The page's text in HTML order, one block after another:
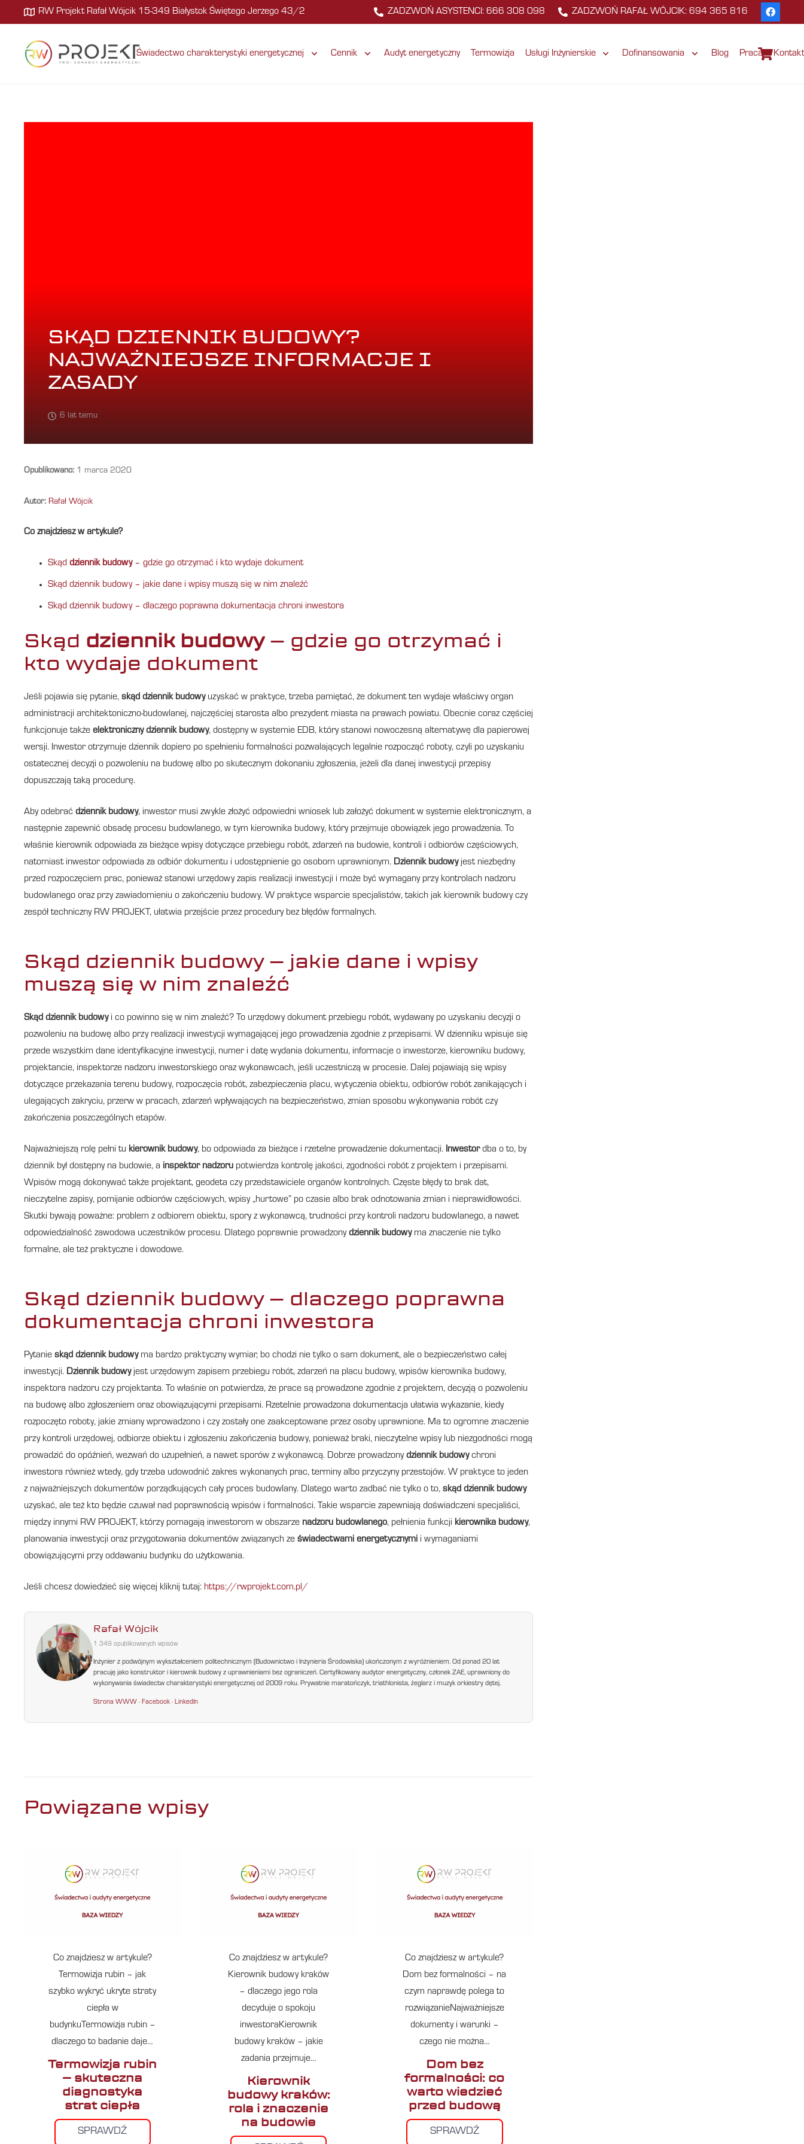
RW Projekt Rafał Wójcik 15-349 Białystok Świętego Jerzego 43/2 ZADZWOŃ ASYSTENCI: 666 308 098 ZADZWOŃ RAFAŁ WÓJCIK: 694 365 816
Świadectwo charakterystyki energetycznej Cennik Audyt energetyczny Termowizja Usługi Inżynierskie Dofinansowania Blog Praca Kontakt
SKĄD DZIENNIK BUDOWY?
NAJWAŻNIEJSZE INFORMACJE I
ZASADY
6 lat temu
Opublikowano: 1 marca 2020
Autor: Rafał Wójcik
Co znajdziesz w artykule?
Skąd dziennik budowy– gdzie go otrzymać i kto wydaje dokument
Skąd dziennik budowy – jakie dane i wpisy muszą się w nim znaleźć
Skąd dziennik budowy – dlaczego poprawna dokumentacja chroni inwestora
Skąd dziennik budowy– gdzie go otrzymać i
kto wydaje dokument
Jeśli pojawia się pytanie, skąd dziennik budowyuzyskać w praktyce, trzeba pamiętać, że dokument ten wydaje właściwy organ
administracji architektoniczno-budowlanej, najczęściej starosta albo prezydent miasta na prawach powiatu. Obecnie coraz częściej
funkcjonuje także elektroniczny dziennik budowy, dostępny w systemie EDB, który stanowi nowoczesną alternatywę dla papierowej
wersji. Inwestor otrzymuje dziennik dopiero po spełnieniu formalności pozwalających legalnie rozpocząć roboty, czyli po uzyskaniu
ostatecznej decyzji o pozwoleniu na budowę albo po skutecznym dokonaniu zgłoszenia, jeżeli dla danej inwestycji przepisy
dopuszczają taką procedurę.
Aby odebrać dziennik budowy, inwestor musi zwykle złożyć odpowiedni wniosek lub założyć dokument w systemie elektronicznym, a
następnie zapewnić obsadę procesu budowlanego, w tym kierownika budowy, który przejmuje obowiązek jego prowadzenia. To
właśnie kierownik odpowiada za bieżące wpisy dotyczące przebiegu robót, zdarzeń na budowie, kontroli i odbiorów częściowych,
natomiast inwestor odpowiada za odbiór dokumentu i udostępnienie go osobom uprawnionym. Dziennik budowyjest niezbędny
przed rozpoczęciem prac, ponieważ stanowi urzędowy zapis realizacji inwestycji i może być wymagany przy kontrolach nadzoru
budowlanego oraz przy zawiadomieniu o zakończeniu budowy. W praktyce wsparcie specjalistów, takich jak kierownik budowy czy
zespół techniczny RW PROJEKT, ułatwia przejście przez procedury bez błędów formalnych.
Skąd dziennik budowy – jakie dane i wpisy
muszą się w nim znaleźć
Skąd dziennik budowyi co powinno się w nim znaleźć? To urzędowy dokument przebiegu robót, wydawany po uzyskaniu decyzji o
pozwoleniu na budowę albo przy realizacji inwestycji wymagającej jego prowadzenia zgodnie z przepisami. W dzienniku wpisuje się
przede wszystkim dane identyfikacyjne inwestycji, numer i datę wydania dokumentu, informacje o inwestorze, kierowniku budowy,
projektancie, inspektorze nadzoru inwestorskiego oraz wykonawcach, jeśli uczestniczą w procesie. Dalej pojawiają się wpisy
dotyczące przekazania terenu budowy, rozpoczęcia robót, zabezpieczenia placu, wytyczenia obiektu, odbiorów robót zanikających i
ulegających zakryciu, przerw w pracach, zdarzeń wpływających na bezpieczeństwo, zmian sposobu wykonywania robót czy
zakończenia poszczególnych etapów.
Najważniejszą rolę pełni tu kierownik budowy, bo odpowiada za bieżące i rzetelne prowadzenie dokumentacji. Inwestordba o to, by
dziennik był dostępny na budowie, a inspektor nadzoru potwierdza kontrolę jakości, zgodności robót z projektem i przepisami.
Wpisów mogą dokonywać także projektant, geodeta czy przedstawiciele organów kontrolnych. Częste błędy to brak dat,
nieczytelne zapisy, pomijanie odbiorów częściowych, wpisy „hurtowe” po czasie albo brak odnotowania zmian i nieprawidłowości.
Skutki bywają poważne: problem z odbiorem obiektu, spory z wykonawcą, trudności przy kontroli nadzoru budowlanego, a nawet
odpowiedzialność zawodowa uczestników procesu. Dlatego poprawnie prowadzonydziennik budowyma znaczenie nie tylko
formalne, ale też praktyczne i dowodowe.
Skąd dziennik budowy – dlaczego poprawna
dokumentacja chroni inwestora
Pytanie skąd dziennik budowyma bardzo praktyczny wymiar, bo chodzi nie tylko o sam dokument, ale o bezpieczeństwo całej
inwestycji. Dziennik budowyjest urzędowym zapisem przebiegu robót, zdarzeń na placu budowy, wpisów kierownika budowy,
inspektora nadzoru czy projektanta. To właśnie on potwierdza, że prace są prowadzone zgodnie z projektem, decyzją o pozwoleniu
na budowę albo zgłoszeniem oraz obowiązującymi przepisami. Rzetelnie prowadzona dokumentacja ułatwia wykazanie, kiedy
rozpoczęto roboty, jakie zmiany wprowadzono i czy zostały one zaakceptowane przez osoby uprawnione. Ma to ogromne znaczenie
przy kontroli urzędowej, odbiorze obiektu i zgłoszeniu zakończenia budowy, ponieważ braki, nieczytelne wpisy lub niezgodności mogą
prowadzić do opóźnień, wezwań do uzupełnień, a nawet sporów z wykonawcą. Dobrze prowadzonydziennik budowychroni
inwestora również wtedy, gdy trzeba udowodnić zakres wykonanych prac, terminy albo przyczyny przestojów. W praktyce to jeden
z najważniejszych dokumentów porządkujących cały proces budowlany. Dlatego warto zadbać nie tylko o to, skąd dziennik budowy
uzyskać, ale też kto będzie czuwał nad poprawnością wpisów i formalności. Takie wsparcie zapewniają doświadczeni specjaliści,
między innymi RW PROJEKT, którzy pomagają inwestorom w obszarze nadzoru budowlanego, pełnienia funkcji kierownika budowy,
planowania inwestycji oraz przygotowania dokumentów związanych ze świadectwami energetycznymi i wymaganiami
obowiązującymi przy oddawaniu budynku do użytkowania.
Jeśli chcesz dowiedzieć się więcej kliknij tutaj: https://rwprojekt.com.pl/
Rafał Wójcik
1 349 opublikowanych wpisów
Inżynier z podwójnym wykształceniem politechnicznym (Budownictwo i Inżynieria Środowiska) ukończonym z wyróżnieniem. Od ponad 20 lat
pracuję jako konstruktor i kierownik budowy z uprawnieniami bez ograniczeń. Certyfikowany audytor energetyczny, członek ZAE, uprawniony do
wykonywania świadectw charakterystyki energetycznej od 2009 roku. Prywatnie maratończyk, triathlonista, żeglarz i muzyk orkiestry dętej.
Strona WWW ·Facebook ·LinkedIn
Powiązane wpisy
Co znajdziesz w artykule?
Termowizja rubin – jak
szybko wykryć ukryte straty
ciepła w
budynkuTermowizja rubin –
dlaczego to badanie daje…
Termowizja rubin
– skuteczna
diagnostyka
strat ciepła
SPRAWDŹ
Co znajdziesz w artykule?
Kierownik budowy kraków
– dlaczego jego rola
decyduje o spokoju
inwestoraKierownik
budowy kraków – jakie
zadania przejmuje…
Kierownik
budowy kraków:
rola i znaczenie
na budowie
Co znajdziesz w artykule?
Dom bez formalności – na
czym naprawdę polega to
rozwiązanieNajważniejsze
dokumenty i warunki –
czego nie można…
Dom bez
formalności: co
warto wiedzieć
przed budową
SPRAWDŹ